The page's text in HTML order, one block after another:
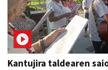
Kantujira taldearen